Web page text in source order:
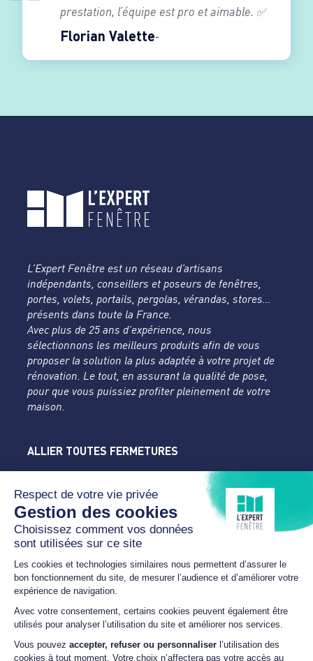
Florian Valette
prestation, l’équipe est pro et aimable. ✅
L’Expert Fenêtre est un réseau d’artisans
indépendants, conseillers et poseurs de fenêtres,
portes, volets, portails, pergolas, vérandas, stores…
présents dans toute la France.
Avec plus de 25 ans d’expérience, nous
sélectionnons les meilleurs produits afin de vous
proposer la solution la plus adaptée à votre projet de
rénovation. Le tout, en assurant la qualité de pose,
pour que vous puissiez profiter pleinement de votre
maison.
ALLIER TOUTES FERMETURES
Allier
Rue du Parc de la Mothe
03400 YZEURE
lexpertfenetre-atf@orange.fr
HORAIRES